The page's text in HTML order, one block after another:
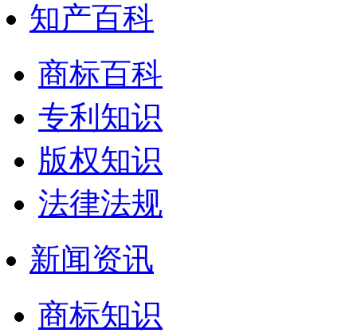
知产百科
商标百科
专利知识
版权知识
法律法规
新闻资讯
商标知识